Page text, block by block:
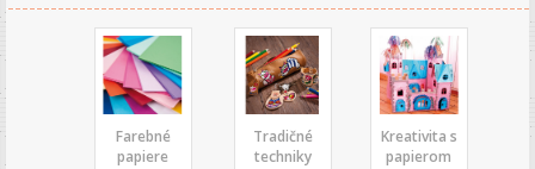
Farebné
papiere
Tradičné
techniky
Kreativita s
papierom